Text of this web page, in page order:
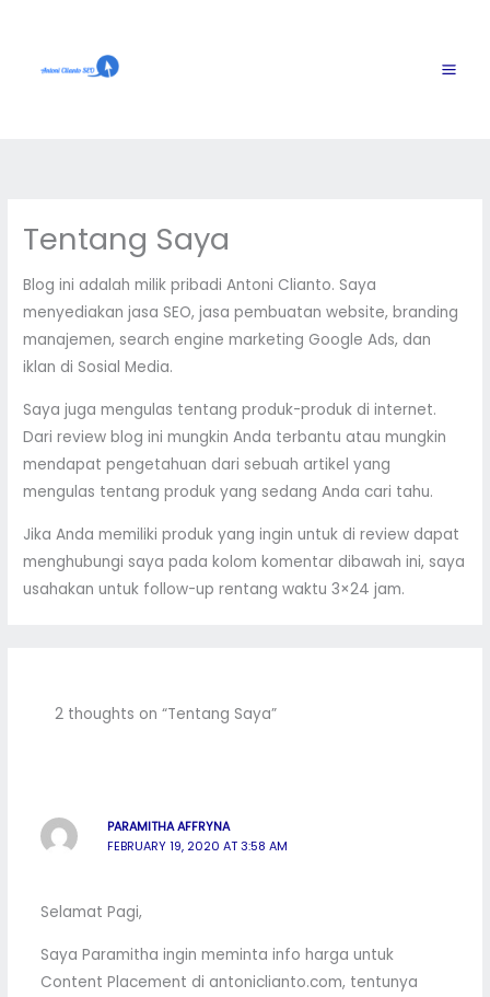
content
Tentang Saya
Blog ini adalah milik pribadi Antoni Clianto. Saya
menyediakan jasa SEO, jasa pembuatan website, branding
manajemen, search engine marketing Google Ads, dan
iklan di Sosial Media.
Saya juga mengulas tentang produk-produk di internet.
Dari review blog ini mungkin Anda terbantu atau mungkin
mendapat pengetahuan dari sebuah artikel yang
mengulas tentang produk yang sedang Anda cari tahu.
Jika Anda memiliki produk yang ingin untuk di review dapat
menghubungi saya pada kolom komentar dibawah ini, saya
usahakan untuk follow-up rentang waktu 3×24 jam.
2 thoughts on “Tentang Saya”
PARAMITHA AFFRYNA
FEBRUARY 19, 2020 AT 3:58 AM
Selamat Pagi,
Saya Paramitha ingin meminta info harga untuk
Content Placement di antoniclianto.com, tentunya